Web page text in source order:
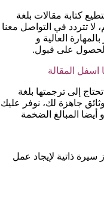
كتابة مقالات بلغة
لا تتردد في التواصل معنا
العالية و
الحصول على قبول.
اسفل المقالة
إلى ترجمتها بلغة
معنا الان، خلال 24 تكون الوثائق جاهزة لك، نوفر عليك
أيضا المبالغ الضخمة
ذاتية لإيجاد عمل